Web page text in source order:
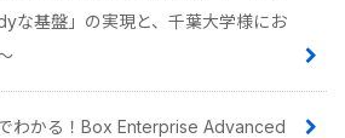
な基盤」の実現と、千葉大学様にお
わかる！Box Enterprise Advanced